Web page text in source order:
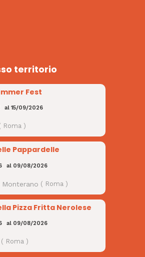
territorio
Fest
al15/09/2026
Roma )
Pappardelle
al 09/08/2026
Monterano ( Roma )
Pizza Fritta Nerolese
al 09/08/2026
( Roma )